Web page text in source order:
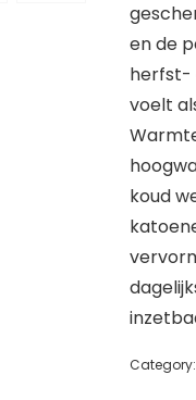
en de
herfst-
voelt
koud
Category: